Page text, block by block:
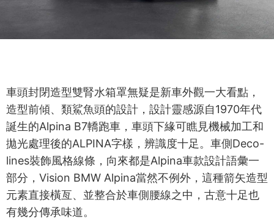
車頭封閉造型雙腎水箱罩無疑是新車外觀一大看點，
造型前傾、類鯊魚頭的設計，設計靈感源自1970年代
誕生的Alpina B7轎跑車，車頭下緣可瞧見機械加工和
拋光處理後的ALPINA字樣，辨識度十足。車側Deco-
lines裝飾風格線條，向來都是Alpina車款設計語彙一
部分，Vision BMW Alpina當然不例外，這種箭矢造型
元素直接橫亙、並整合於車側腰線之中，古意十足也
有幾分傳承味道。